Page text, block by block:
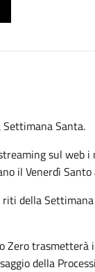
Santa.
sul web
il Venerdì
della
Zero
della